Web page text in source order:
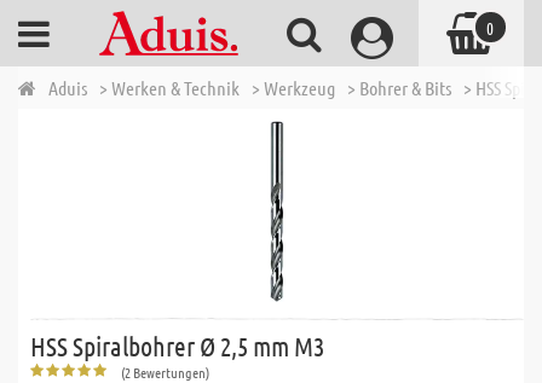
Aduis > Werken & Technik > Werkzeug > Bohrer & Bits > HSS
HSS Spiralbohrer Ø 2,5 mm M3
(2 Bewertungen)
0